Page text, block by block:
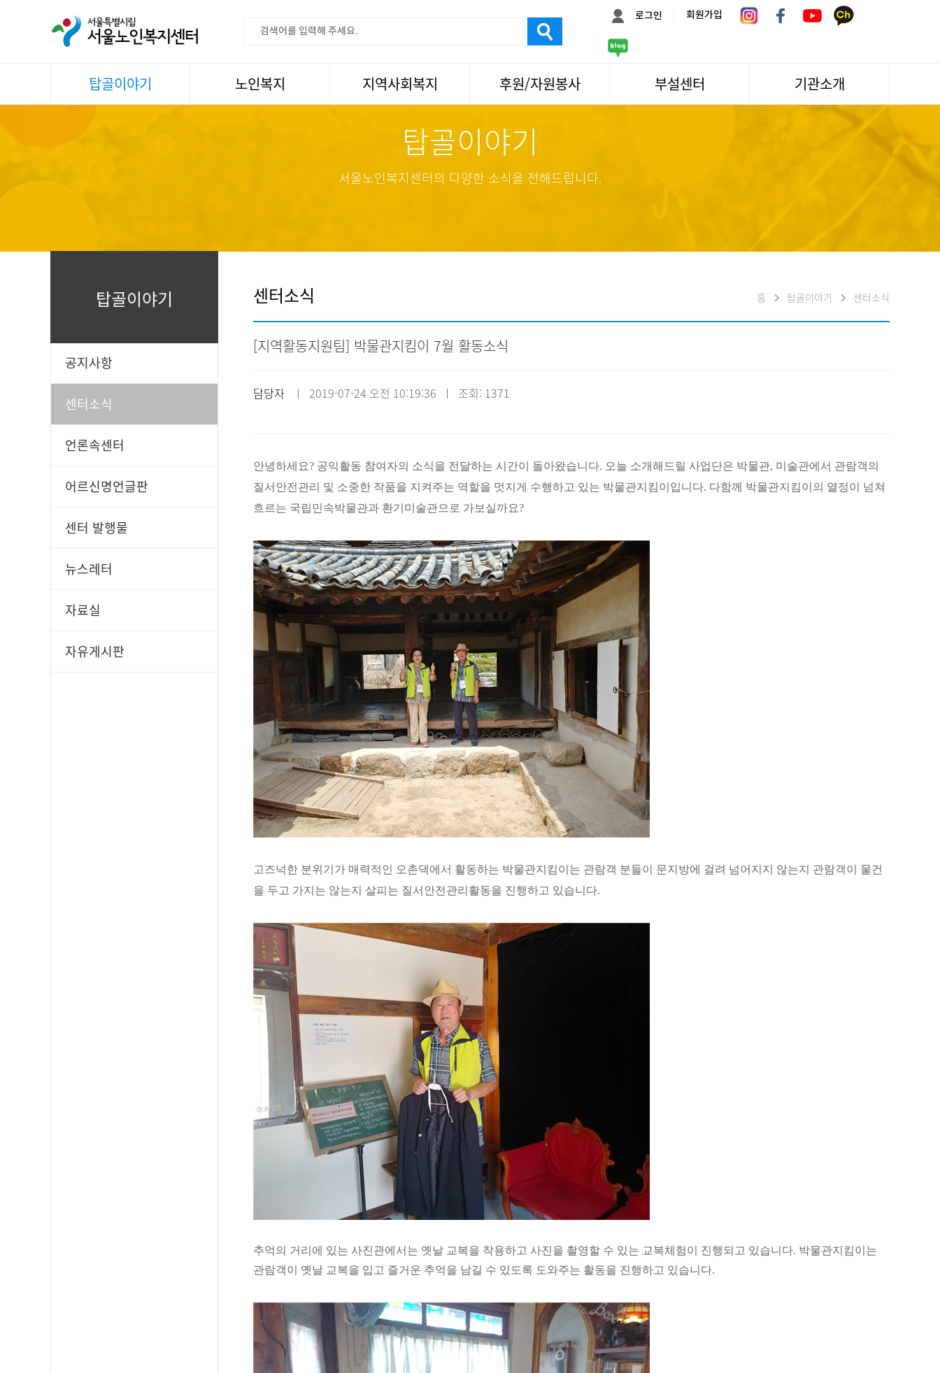
로그인 회원가입
탑골이야기
자료실
노인복지
스마트복지사업
지역사회복지
서울국제노인영화제
나눔축제/국화축제
활기찬미래연구소
어르신문화거리사업
후원/자원봉사
후원
자원봉사
기업사회봉사
부설센터 기관소개
기관방문/시설대관
오시는길
채용
일과봉사
탑골이야기
서울노인복지센터의 다양한 소식을 전해드립니다.
탑골이야기
공지사항
센터소식
언론속센터
어르신명언글판
센터 발행물
뉴스레터
자료실
자유게시판
센터소식 홈 탑골이야기 센터소식
[지역활동지원팀] 박물관지킴이 7월 활동소식
담당자 ㅣ 2019-07-24 오전 10:19:36 ㅣ 조회: 1371
안녕하세요? 공익활동 참여자의 소식을 전달하는 시간이 돌아왔습니다. 오늘 소개해드릴 사업단은 박물관, 미술관에서 관람객의
질서안전관리 및 소중한 작품을 지켜주는 역할을 멋지게 수행하고 있는 박물관지킴이입니다. 다함께 박물관지킴이의 열정이 넘쳐
흐르는 국립민속박물관과 환기미술관으로 가보실까요?
고즈넉한 분위기가 매력적인 오촌댁에서 활동하는 박물관지킴이는 관람객 분들이 문지방에 걸려 넘어지지 않는지 관람객이 물건
을 두고 가지는 않는지 살피는 질서안전관리활동을 진행하고 있습니다.
추억의 거리에 있는 사진관에서는 옛날 교복을 착용하고 사진을 촬영할 수 있는 교복체험이 진행되고 있습니다. 박물관지킴이는
관람객이 옛날 교복을 입고 즐거운 추억을 남길 수 있도록 도와주는 활동을 진행하고 있습니다.